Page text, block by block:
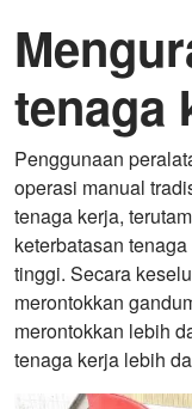
tenaga
Penggunaan
operasi manual
tenaga kerja,
keterbatasan
tinggi. Secara
merontokkan
merontokkan lebih
tenaga kerja lebih